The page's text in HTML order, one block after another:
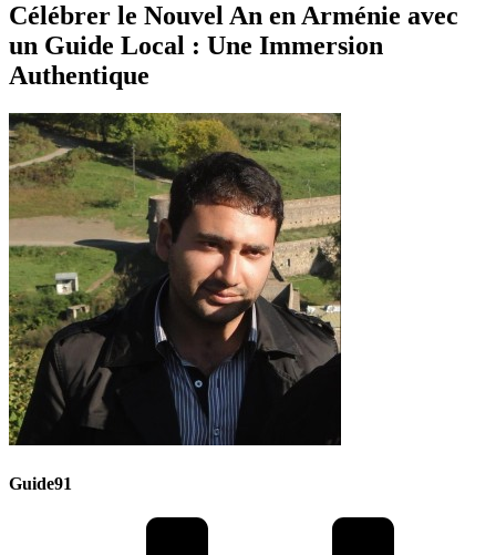
Célébrer le Nouvel An en Arménie avec
un Guide Local : Une Immersion
Authentique
Guide91